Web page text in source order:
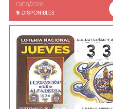
13/08/2026
5 DISPONIBLES